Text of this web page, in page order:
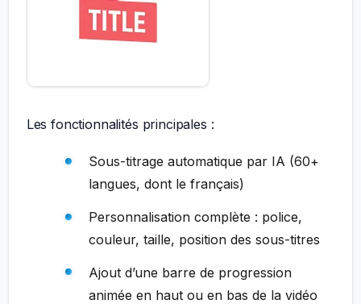
Les fonctionnalités principales :
Sous-titrage automatique par IA (60+
langues, dont le français)
Personnalisation complète : police,
couleur, taille, position des sous-titres
Ajout d’une barre de progression
animée en haut ou en bas de la vidéo